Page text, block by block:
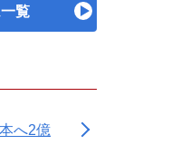
覧
へ2億